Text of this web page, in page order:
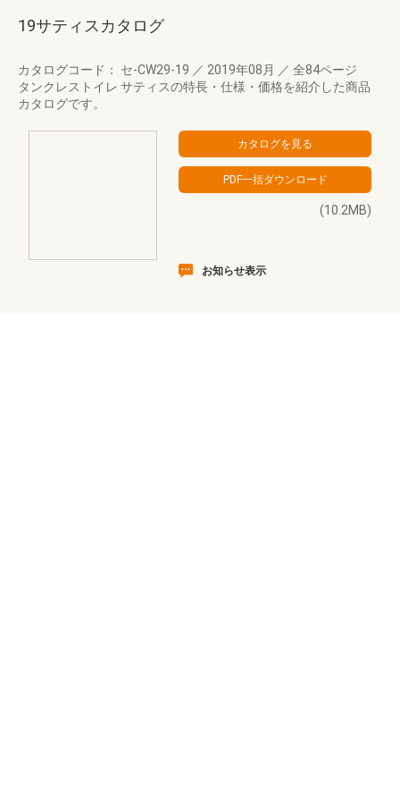
19サティスカタログ
カタログコード： セ-CW29-19 ／ 2019年08月 ／ 全84ページ
タンクレストイレ サティスの特長・仕様・価格を紹介した商品
カタログです。
(10.2MB)
お知らせ表示